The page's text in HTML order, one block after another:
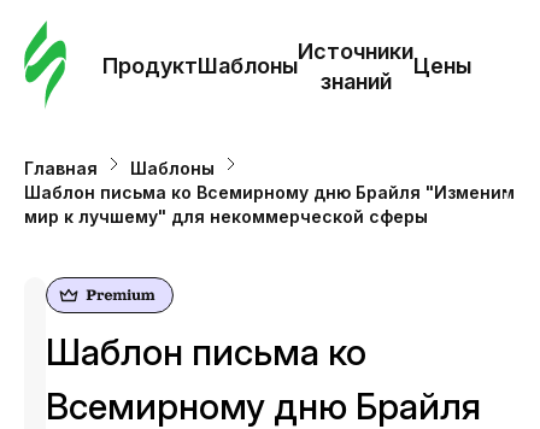
ПродуктШаблоны
Источники
знаний
Цены
Главная
Шаблоны
Шаблон письма ко Всемирному дню Брайля "Изменим
мир к лучшему" для некоммерческой сферы
Шаблон письма ко
Всемирному дню Брайля